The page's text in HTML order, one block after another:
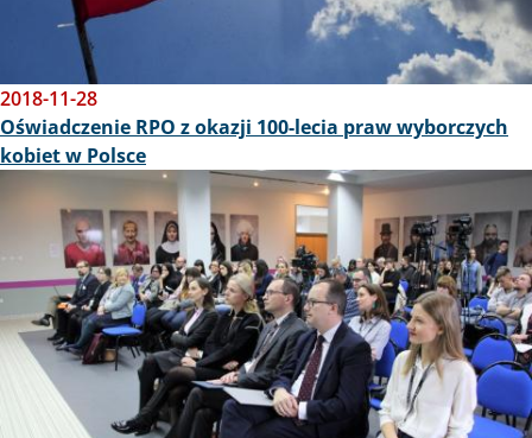
2018-11-28
Oświadczenie RPO z okazji 100-lecia praw wyborczych
kobiet w Polsce
Obraz